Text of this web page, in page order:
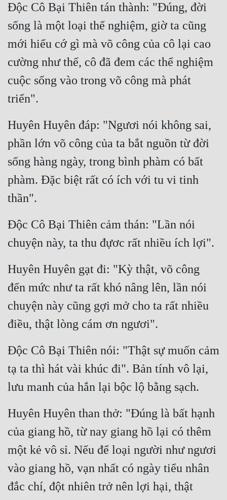
Trùng Sinh
Tu Chân
Tu Tiên
Tội Phạm
Võ Hiệp
Võng Du
Xuyên Không
Xuyên Nhanh
Xuyên Sách
Xuyên Thư
Đông Phương
Đông Phương Huyền Huyễn
Truyện Nam
Truyện Nữ
Xây Dựng Thế Lực
Độc Cô Bại Thiên tán thành: "Đúng, đời
sống là một loại thể nghiệm, giờ ta cũng
mới hiểu cớ gì mà võ công của cô lại cao
cường như thế, cô đã đem các thể nghiệm
cuộc sống vào trong võ công mà phát
triển".
Huyên Huyên đáp: "Ngươi nói không sai,
phần lớn võ công của ta bắt nguồn từ đời
sống hàng ngày, trong bình phàm có bất
phàm. Đặc biệt rất có ích với tu vi tinh
thần".
Độc Cô Bại Thiên cảm thán: "Lần nói
chuyện này, ta thu đựơc rất nhiều ích lợi".
Huyên Huyên gạt đi: "Kỳ thật, võ công
đến mức như ta rất khó nâng lên, lần nói
chuyện này cũng gợi mở cho ta rất nhiều
điều, thật lòng cám ơn ngươi".
Độc Cô Bại Thiên nói: "Thật sự muốn cảm
tạ ta thì hát vài khúc đi". Bản tính vô lại,
lưu manh của hắn lại bộc lộ bằng sạch.
Huyên Huyên than thở: "Đúng là bất hạnh
của giang hồ, từ nay giang hồ lại có thêm
một kẻ vô sỉ. Nếu để loại người như ngươi
vào giang hồ, vạn nhất có ngày tiểu nhân
đắc chí, đột nhiên trở nên lợi hại, thật